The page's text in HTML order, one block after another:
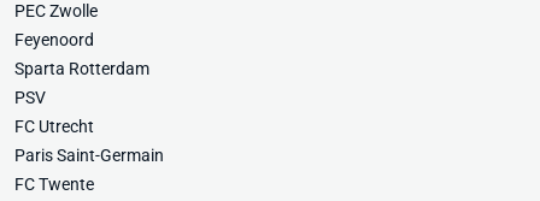
PEC Zwolle
Feyenoord
Sparta Rotterdam
PSV
FC Utrecht
Paris Saint-Germain
FC Twente